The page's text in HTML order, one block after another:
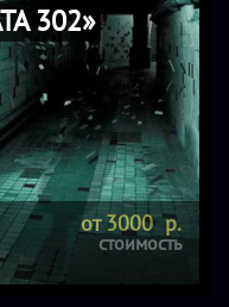
302»
от 3000 р.
стоимость